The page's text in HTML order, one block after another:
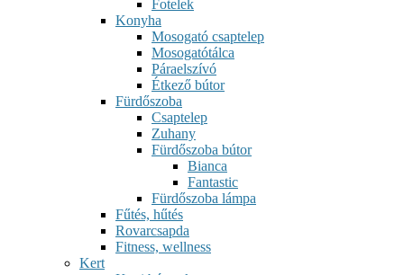
Fotelek
Konyha
Mosogató csaptelep
Mosogatótálca
Páraelszívó
Étkező bútor
Fürdőszoba
Csaptelep
Zuhany
Fürdőszoba bútor
Bianca
Fantastic
Fürdőszoba lámpa
Fűtés, hűtés
Rovarcsapda
Fitness, wellness
Kert